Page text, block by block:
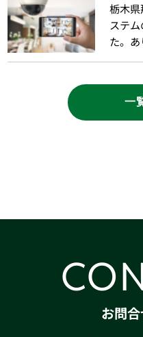
栃木
ステ
た。あ
一
お問